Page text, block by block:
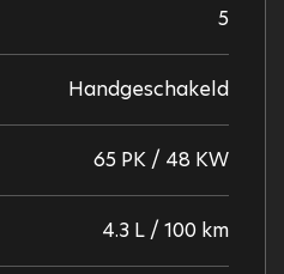
5
Handgeschakeld
65 PK / 48 KW
4.3 L / 100 km